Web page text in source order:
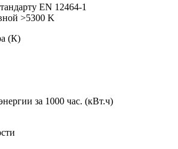
EN 12464-1
>5300 K
(К)
за 1000 час. (кВт.ч)